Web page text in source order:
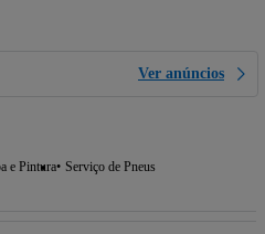
Ver anúncios
e Pintura Serviço de Pneus